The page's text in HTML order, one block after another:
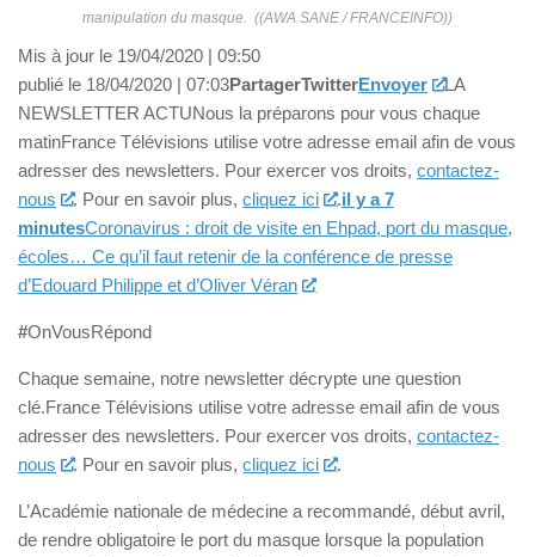
manipulation du masque. ((AWA SANE / FRANCEINFO))
Mis à jour le 19/04/2020 | 09:50
publié le 18/04/2020 | 07:03PartagerTwitterEnvoyer
LA
NEWSLETTER ACTUNous la préparons pour vous chaque
matinFrance Télévisions utilise votre adresse email afin de vous
adresser des newsletters. Pour exercer vos droits, contactez-
nous
. Pour en savoir plus,cliquez ici .il y a 7
minutesCoronavirus : droit de visite en Ehpad, port du masque,
écoles… Ce qu’il faut retenir de la conférence de presse
d’Edouard Philippe et d’Oliver Véran
#OnVousRépond
Chaque semaine, notre newsletter décrypte une question
clé.France Télévisions utilise votre adresse email afin de vous
adresser des newsletters. Pour exercer vos droits, contactez-
nous
. Pour en savoir plus,cliquez ici .
L’Académie nationale de médecine a recommandé, début avril,
de rendre obligatoire le port du masque lorsque la population